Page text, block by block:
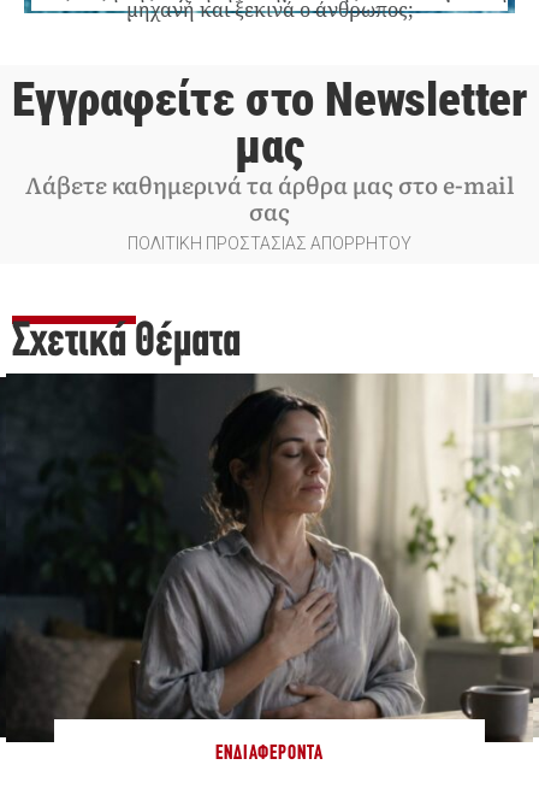
μηχανή και ξεκινά ο άνθρωπος;
Εγγραφείτε στο Newsletter
μας
Λάβετε καθημερινά τα άρθρα μας στο e-mail
σας
ΠΟΛΙΤΙΚΗ ΠΡΟΣΤΑΣΙΑΣ ΑΠΟΡΡΗΤΟΥ
Σχετικά Θέματα
ΕΝΔΙΑΦΈΡΟΝΤΑ